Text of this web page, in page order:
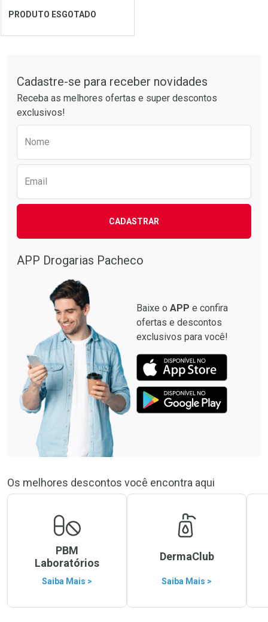
Ver Desconto Convênio
PRODUTO ESGOTADO
Laboratório
Por Menos
Cadastre-se para receber novidades
Receba as melhores ofertas e super descontos
exclusivos!
Nome
Email
CADASTRAR
APP Drogarias Pacheco
Baixe o APP e confira
ofertas e descontos
exclusivos para você!
Os melhores descontos você encontra aqui
PBM
Laboratórios
Saiba Mais >
DermaClub
Saiba Mais >